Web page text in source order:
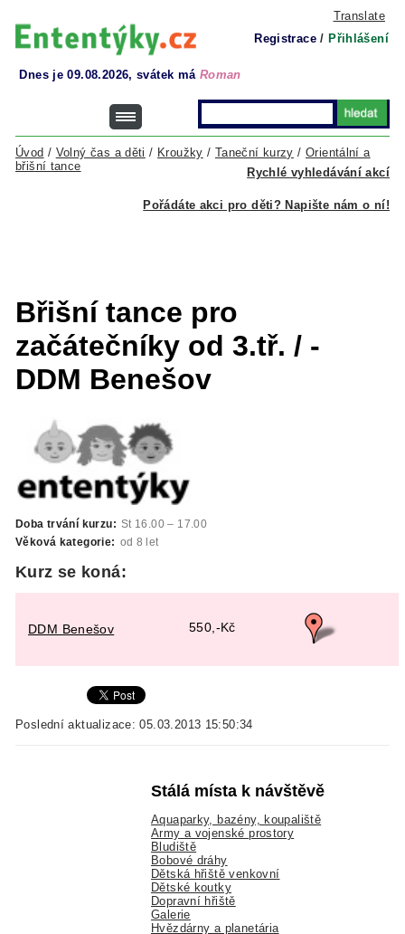
Translate
Registrace / Přihlášení
Dnes je 09.08.2026, svátek má Roman
Rychlé vyhledávání akcí
Úvod / Volný čas a děti / Kroužky / Taneční kurzy /Orientální a
břišní tance
Pořádáte akci pro děti? Napište nám o ní!
Břišní tance pro
začátečníky od 3.tř. / -
DDM Benešov
Doba trvání kurzu: St 16.00 – 17.00
Věková kategorie: od 8 let
Kurz se koná:
DDM Benešov 550,-Kč
Poslední aktualizace: 05.03.2013 15:50:34
Stálá místa k návštěvě
Aquaparky, bazény, koupaliště
Army a vojenské prostory
Bludiště
Bobové dráhy
Dětská hřiště venkovní
Dětské koutky
Dopravní hřiště
Galerie
Hvězdárny a planetária